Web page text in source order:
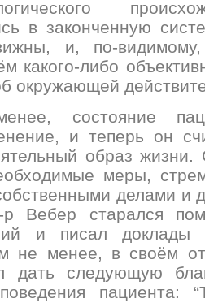
в законченную
и, по-
какого-либо
окружающей
состояние
и теперь он
образ жизни.
меры,
делами и
Вебер старался
и писал доклады
не менее, в своём
дать следующую
пациента: